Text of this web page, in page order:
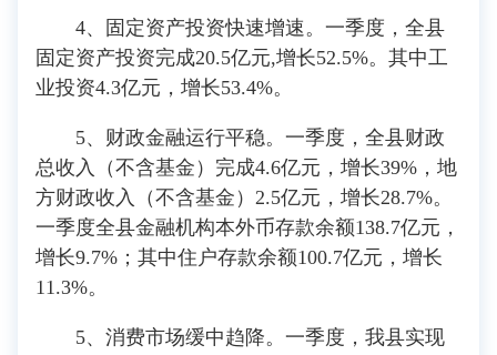
4、固定资产投资快速增速。一季度，全县
固定资产投资完成20.5亿元,增长52.5%。其中工
业投资4.3亿元，增长53.4%。
5、财政金融运行平稳。一季度，全县财政
总收入（不含基金）完成4.6亿元，增长39%，地
方财政收入（不含基金）2.5亿元，增长28.7%。
一季度全县金融机构本外币存款余额138.7亿元，
增长9.7%；其中住户存款余额100.7亿元，增长
11.3%。
5、消费市场缓中趋降。一季度，我县实现